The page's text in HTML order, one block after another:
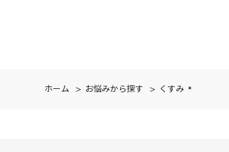
ホーム > お悩みから探す > くすみ *